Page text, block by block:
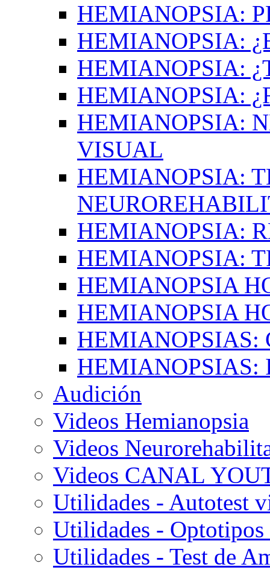
HEMIANOPSIA:
HEMIANOPSIA:
HEMIANOPSIA:
HEMIANOPSIA:
HEMIANOPSIA:
VISUAL
HEMIANOPSIA:
HEMIANOPSIA:
HEMIANOPSIA:
HEMIANOPSIA
HEMIANOPSIA
HEMIANOPSIAS:
HEMIANOPSIAS:
Audición
Videos Hemianopsia
Videos
Videos CANAL
Utilidades - Autotest
Utilidades -
Utilidades - Test de